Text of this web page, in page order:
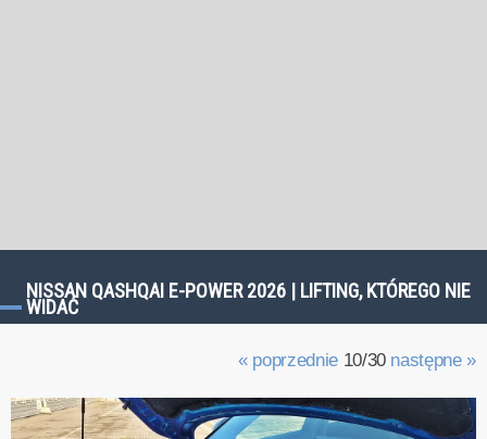
NISSAN QASHQAI E-POWER 2026 | LIFTING, KTÓREGO NIE
WIDAĆ
« poprzednie10/30 następne »